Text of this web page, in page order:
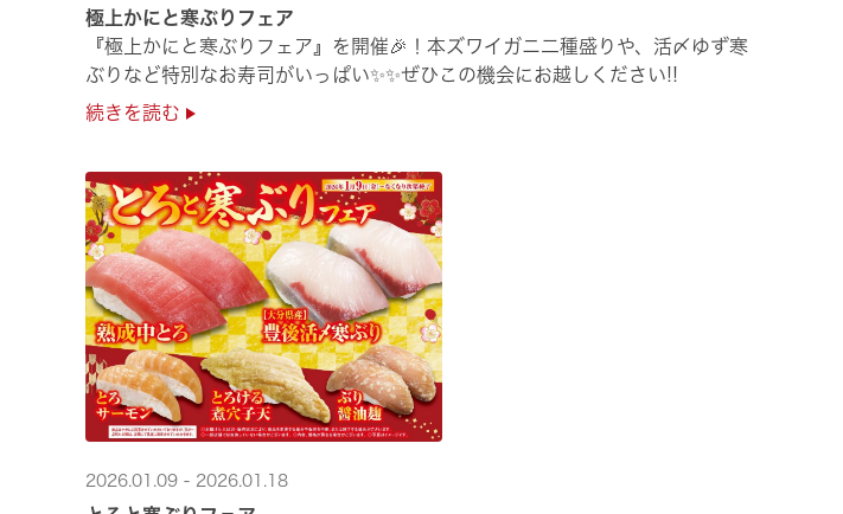
極上かにと寒ぶりフェア
『極上かにと寒ぶりフェア』を開催🎉！本ズワイガニ二種盛りや、活〆ゆず寒
ぶりなど特別なお寿司がいっぱい✨✨ぜひこの機会にお越しください!!
続きを読む
2026.01.09 - 2026.01.18